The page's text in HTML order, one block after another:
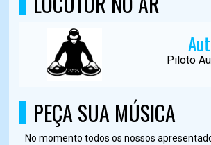
Piloto
PEÇA SUA MÚSICA
No momento todos os nossos